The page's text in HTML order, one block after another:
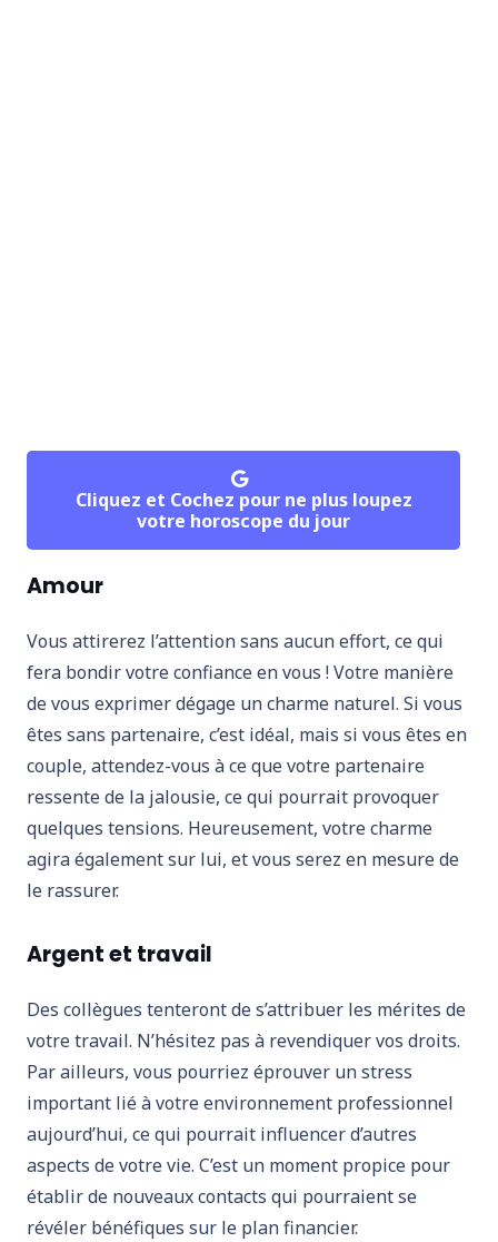
Cliquez et Cochez pour ne plus loupez
votre horoscope du jour
Amour
Vous attirerez l’attention sans aucun effort, ce qui
fera bondir votre confiance en vous ! Votre manière
de vous exprimer dégage un charme naturel. Si vous
êtes sans partenaire, c’est idéal, mais si vous êtes en
couple, attendez-vous à ce que votre partenaire
ressente de la jalousie, ce qui pourrait provoquer
quelques tensions. Heureusement, votre charme
agira également sur lui, et vous serez en mesure de
le rassurer.
Argent et travail
Des collègues tenteront de s’attribuer les mérites de
votre travail. N’hésitez pas à revendiquer vos droits.
Par ailleurs, vous pourriez éprouver un stress
important lié à votre environnement professionnel
aujourd’hui, ce qui pourrait influencer d’autres
aspects de votre vie. C’est un moment propice pour
établir de nouveaux contacts qui pourraient se
révéler bénéfiques sur le plan financier.